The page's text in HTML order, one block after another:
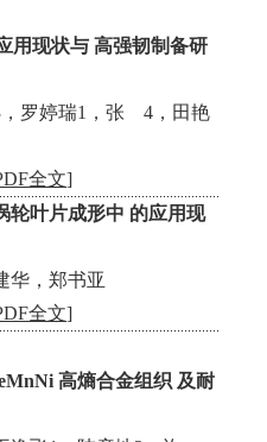
用现状与 高强韧制备研
，罗婷瑞1，张 4，田艳
全文]
轮叶片成形中 的应用现
，郑书亚
全文]
高熵合金组织 及耐